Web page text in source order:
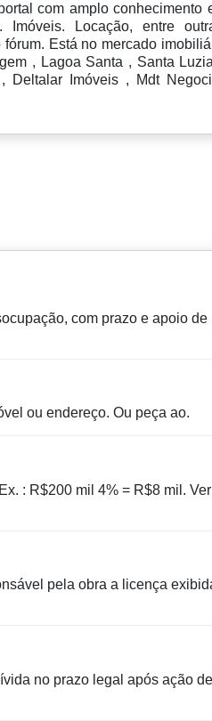
com amplo conhecimento
Imóveis. Locação, entre
Está no mercado
, Lagoa Santa , Santa
Deltalar Imóveis , Mdt
com prazo e apoio de
ou endereço. Ou peça ao.
: R$200 mil 4% = R$8 mil. Ver
pela obra a licença
no prazo legal após ação de